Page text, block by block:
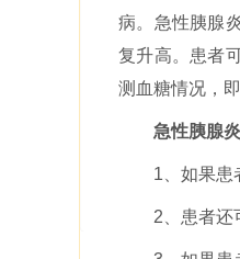
病。急性胰腺
复升高。患者
测血糖情况，
急性胰腺
1、如果患
2、患者还